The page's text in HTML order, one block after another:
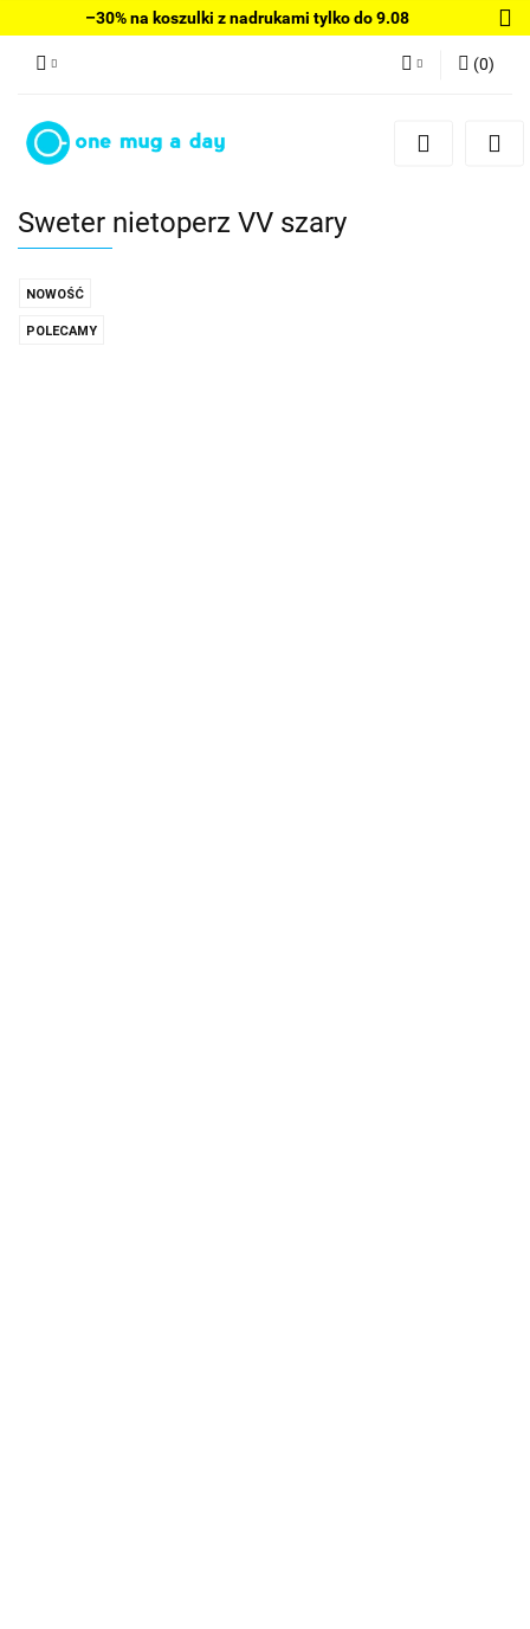
–30% na koszulki z nadrukami tylko do 9.08
(0)
Sweter nietoperz VV szary
NOWOŚĆ
POLECAMY